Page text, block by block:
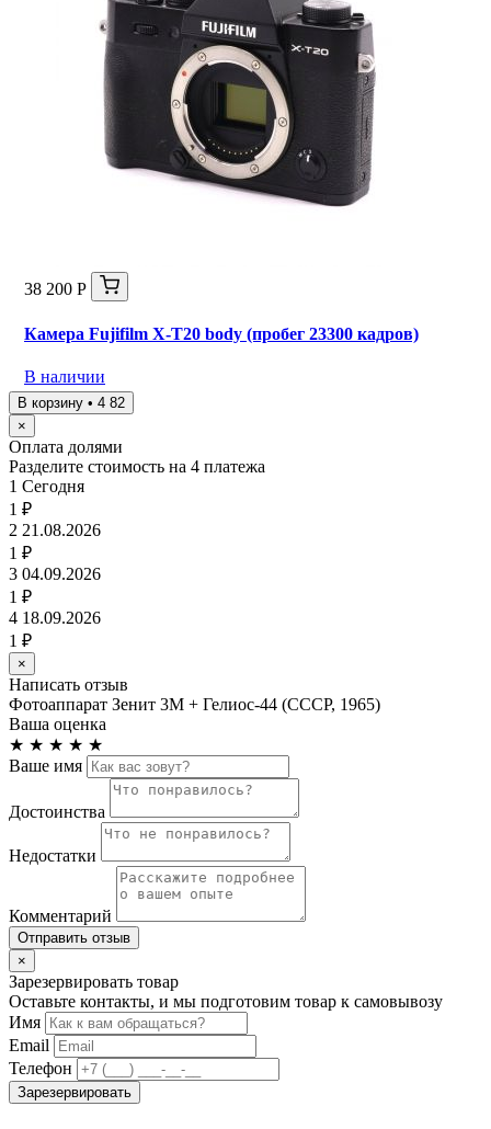
38 200 Р
Камера Fujifilm X-T20 body (пробег 23300 кадров)
В наличии
В корзину • 4 82
×
Оплата долями
Разделите стоимость на 4 платежа
1 Сегодня
1 ₽
2 21.08.2026
1 ₽
3 04.09.2026
1 ₽
4 18.09.2026
1 ₽
×
Написать отзыв
Фотоаппарат Зенит 3М + Гелиос-44 (СССР, 1965)
Ваша оценка
★ ★ ★ ★ ★
Ваше имя
Достоинства
Недостатки
Комментарий
Отправить отзыв
×
Зарезервировать товар
Оставьте контакты, и мы подготовим товар к самовывозу
Имя
Email
Телефон
Зарезервировать